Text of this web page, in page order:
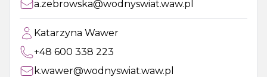
a.zebrowska@wodnyswiat.waw.pl
Katarzyna Wawer
+48 600 338 223
k.wawer@wodnyswiat.waw.pl